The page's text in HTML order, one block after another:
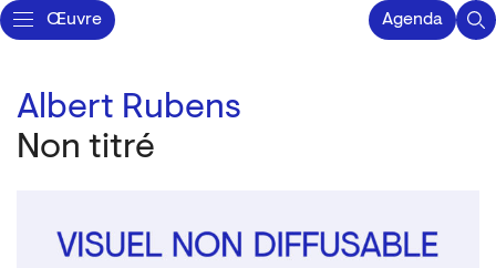
Œuvre Agenda
Albert Rubens
Non titré